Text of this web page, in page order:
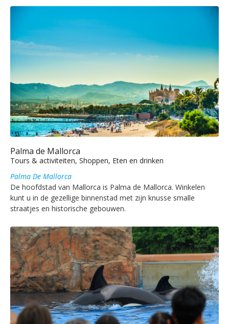
Palma de Mallorca
Tours & activiteiten, Shoppen, Eten en drinken
Palma De Mallorca
De hoofdstad van Mallorca is Palma de Mallorca. Winkelen
kunt u in de gezellige binnenstad met zijn knusse smalle
straatjes en historische gebouwen.